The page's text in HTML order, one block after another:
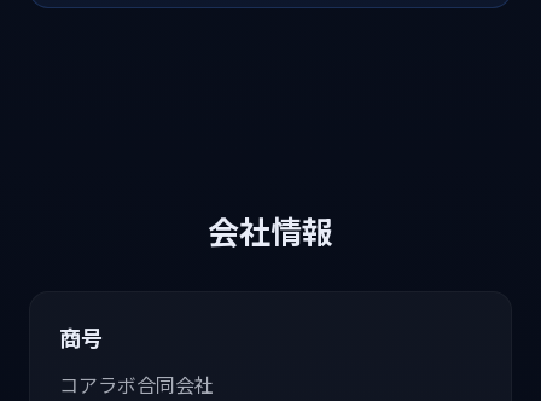
会社情報
商号
コアラボ合同会社